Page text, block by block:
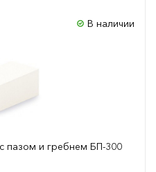
В наличии
пазом и гребнем БП-300